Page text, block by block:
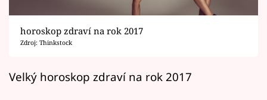
Filmový festival Karlovy Vary
horoskop zdraví na rok 2017
Zdroj: Thinkstock
Velký horoskop zdraví na rok 2017